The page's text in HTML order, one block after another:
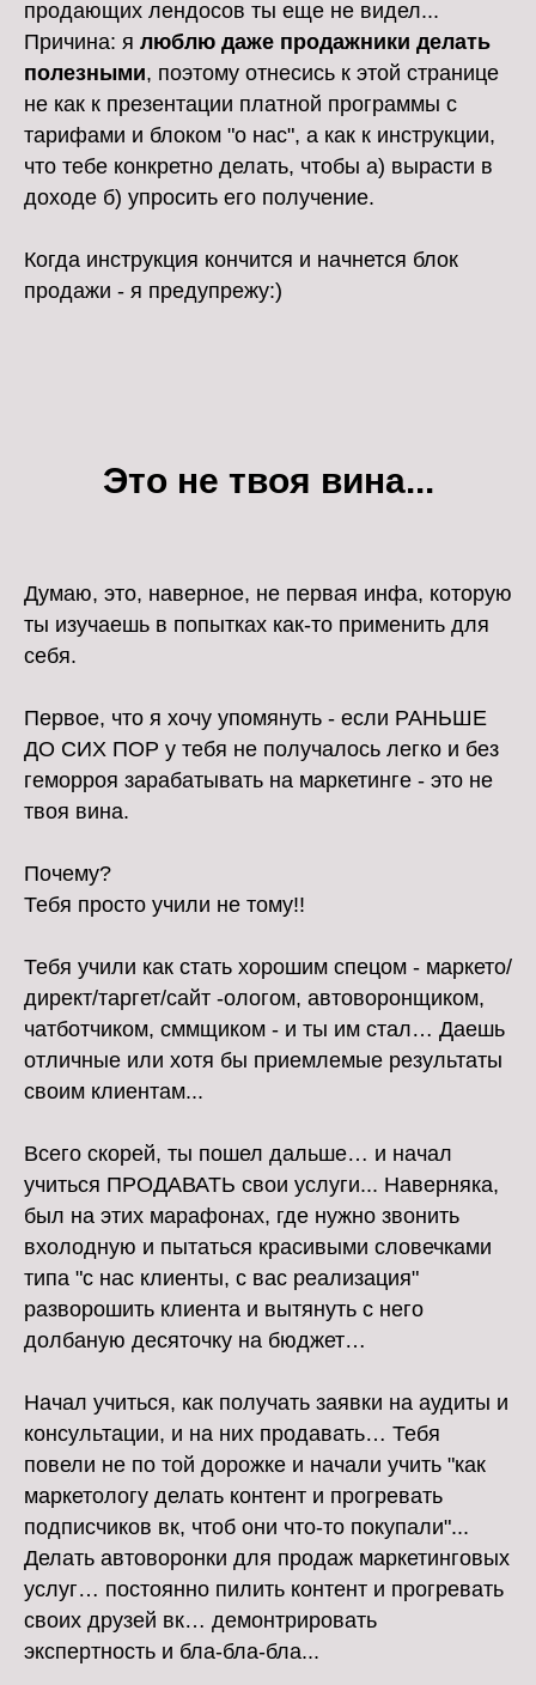
продающих лендосов ты еще не видел...
Причина: я люблю даже продажники делать
полезными, поэтому отнесись к этой странице
не как к презентации платной программы с
тарифами и блоком "о нас", а как к инструкции,
что тебе конкретно делать, чтобы а) вырасти в
доходе б) упросить его получение.
Когда инструкция кончится и начнется блок
продажи - я предупрежу:)
Это не твоя вина...
Думаю, это, наверное, не первая инфа, которую
ты изучаешь в попытках как-то применить для
себя.
Первое, что я хочу упомянуть - если РАНЬШЕ
ДО СИХ ПОР у тебя не получалось легко и без
геморроя зарабатывать на маркетинге - это не
твоя вина.
Почему?
Тебя просто учили не тому!!
Тебя учили как стать хорошим спецом - маркето/
директ/таргет/сайт -ологом, автоворонщиком,
чатботчиком, сммщиком - и ты им стал… Даешь
отличные или хотя бы приемлемые результаты
своим клиентам...
Всего скорей, ты пошел дальше… и начал
учиться ПРОДАВАТЬ свои услуги... Наверняка,
был на этих марафонах, где нужно звонить
вхолодную и пытаться красивыми словечками
типа "с нас клиенты, с вас реализация"
разворошить клиента и вытянуть с него
долбаную десяточку на бюджет…
Начал учиться, как получать заявки на аудиты и
консультации, и на них продавать… Тебя
повели не по той дорожке и начали учить "как
маркетологу делать контент и прогревать
подписчиков вк, чтоб они что-то покупали"...
Делать автоворонки для продаж маркетинговых
услуг… постоянно пилить контент и прогревать
своих друзей вк… демонтрировать
экспертность и бла-бла-бла...